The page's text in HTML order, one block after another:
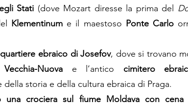
Stati (dove Mozart diresse la prima del
Klementinume il maestoso Ponte Carlo
quartiere ebraico di Josefov, dove si trovano
Nuovae l’antico cimitero
storia e della cultura ebraica di Praga.
una crociera sul fiume Moldava con